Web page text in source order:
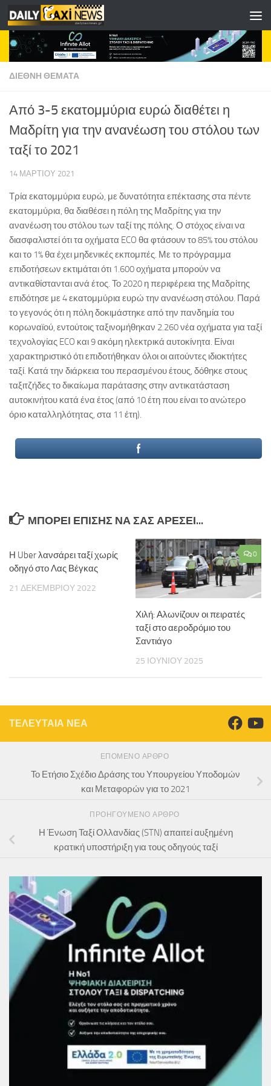
Skip to content
ΔΙΕΘΝΗ ΘΕΜΑΤΑ
Από 3-5 εκατομμύρια ευρώ διαθέτει η
Μαδρίτη για την ανανέωση του στόλου των
ταξί το 2021
14 ΜΑΡΤΊΟΥ 2021
Τρία εκατομμύρια ευρώ, με δυνατότητα επέκτασης στα πέντε
εκατομμύρια, θα διαθέσει η πόλη της Μαδρίτης για την
ανανέωση του στόλου των ταξί της πόλης. Ο στόχος είναι να
διασφαλιστεί ότι τα οχήματα ECO θα φτάσουν το 85% του στόλου
και το 1% θα έχει μηδενικές εκπομπές. Με το πρόγραμμα
επιδοτήσεων εκτιμάται ότι 1.600 οχήματα μπορούν να
αντικαθίστανται ανά έτος. Το 2020 η περιφέρεια της Μαδρίτης
επιδότησε με 4 εκατομμύρια ευρώ την ανανέωση στόλου. Παρά
το γεγονός ότι η πόλη δοκιμάστηκε από την πανδημία του
κορωναϊού, εντούτοις ταξινομήθηκαν 2.260 νέα οχήματα για ταξί
τεχνολογίας ECO και 9 ακόμη ηλεκτρικά αυτοκίνητα. Είναι
χαρακτηριστικό ότι επιδοτήθηκαν όλοι οι αιτούντες ιδιοκτήτες
ταξί. Κατά την διάρκεια του περασμένου έτους, δόθηκε στους
ταξιτζήδες το δικαίωμα παράτασης στην αντικατάσταση
αυτοκινήτου κατά ένα έτος (από 10 έτη που είναι το ανώτερο
όριο καταλληλότητας, στα 11 έτη).
ΜΠΟΡΕΊ ΕΠΊΣΗΣ ΝΑ ΣΑΣ ΑΡΈΣΕΙ...
Η Uber λανσάρει ταξί χωρίς
οδηγό στο Λας Βέγκας
21 ΔΕΚΕΜΒΡΊΟΥ 2022
0
Χιλή: Αλωνίζουν οι πειρατές
ταξί στο αεροδρόμιο του
Σαντιάγο
25 ΙΟΥΝΊΟΥ 2025
ΤΕΛΕΥΤΑΙΑ ΝΕΑ
ΕΠΌΜΕΝΟ ΆΡΘΡΟ
Το Ετήσιο Σχέδιο Δράσης του Υπουργείου Υποδομών
και Μεταφορών για το 2021
ΠΡΟΗΓΟΎΜΕΝΟ ΆΡΘΡΟ
Η Ένωση Ταξί Ολλανδίας (STN) απαιτεί αυξημένη
κρατική υποστήριξη για τους οδηγούς ταξί